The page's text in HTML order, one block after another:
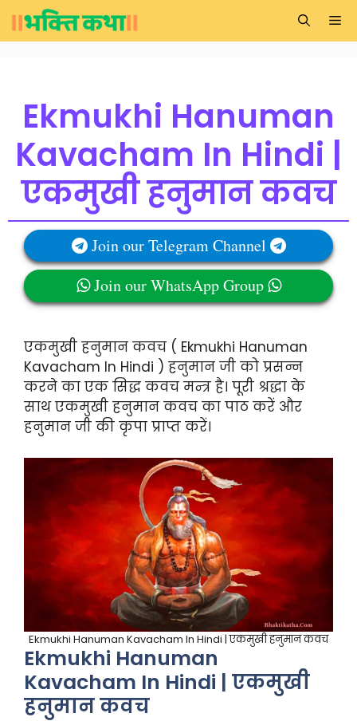
to
Ekmukhi Hanuman
Kavacham In Hindi |
एकमुखी हनुमान कवच
Join our Telegram Channel
Join our WhatsApp Group
एकमुखी हनुमान कवच ( Ekmukhi Hanuman
Kavacham In Hindi ) हनुमान जी को प्रसन्न
करने का एक सिद्ध कवच मन्त्र है। पूरी श्रद्धा के
साथ एकमुखी हनुमान कवच का पाठ करें और
हनुमान जी की कृपा प्राप्त करें।
Ekmukhi Hanuman Kavacham In Hindi | एकमुखी हनुमान कवच
Ekmukhi Hanuman
Kavacham In Hindi | एकमुखी
हनुमान कवच